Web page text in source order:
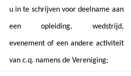
u in te schrijven voor deelname aan
een opleiding, wedstrijd,
evenement of een andere activiteit
van c.q. namens de Vereniging;